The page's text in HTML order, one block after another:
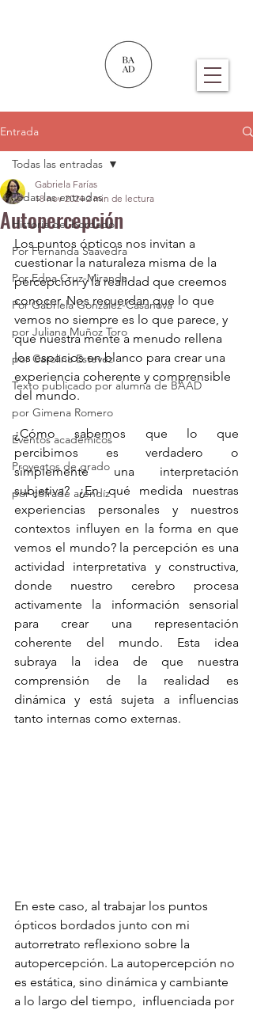
Entrada
Todas las entradas
Historia del bordado
Por Fernanda Saavedra
Por Edna Cruz-Miranda
Por Gabriela González-Casanova
por Juliana Muñoz Toro
por Carolina Estevez
Texto publicado por alumna de BAAD
por Gimena Romero
Eventos académicos
Proyectos de grado
por cófrade arendíz
Todas las entradas
Autopercepción
Gabriela Farías
18 nov 2024 2 min de lectura
Los puntos ópticos nos invitan a
cuestionar la naturaleza misma de la
percepción y la realidad que creemos
conocer. Nos recuerdan que lo que
vemos no siempre es lo que parece, y
que nuestra mente a menudo rellena
los espacios en blanco para crear una
experiencia coherente y comprensible
del mundo.
¿Cómo sabemos que lo que
percibimos es verdadero o
simplemente una interpretación
subjetiva? ¿En qué medida nuestras
experiencias personales y nuestros
contextos influyen en la forma en que
vemos el mundo? la percepción es una
actividad interpretativa y constructiva,
donde nuestro cerebro procesa
activamente la información sensorial
para crear una representación
coherente del mundo. Esta idea
subraya la idea de que nuestra
comprensión de la realidad es
dinámica y está sujeta a influencias
tanto internas como externas.
En este caso, al trabajar los puntos
ópticos bordados junto con mi
autorretrato reflexiono sobre la
autopercepción. La autopercepción no
es estática, sino dinámica y cambiante
a lo largo del tiempo,  influenciada por